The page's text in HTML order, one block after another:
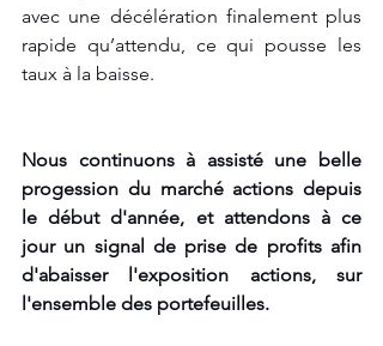
avec une décélération finalement plus
rapide qu’attendu, ce qui pousse les
taux à la baisse.
Nous continuons à assisté une belle
progession du marché actions depuis
le début d'année, et attendons à ce
jour un signal de prise de profits afin
d'abaisser l'exposition actions, sur
l'ensemble des portefeuilles.